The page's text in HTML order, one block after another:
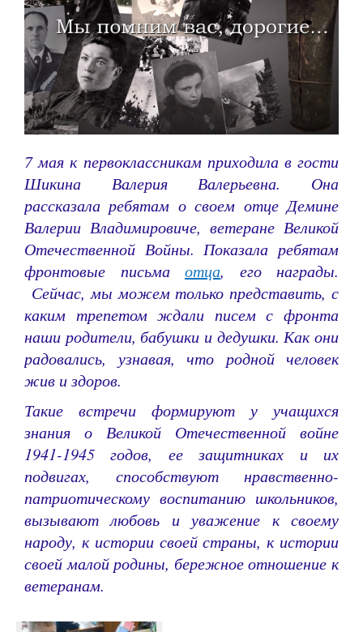
7 мая к первоклассникам приходила в гости
Шикина Валерия Валерьевна. Она
рассказала ребятам о своем отце Демине
Валерии Владимировиче, ветеране Великой
Отечественной Войны. Показала ребятам
фронтовые письма отца, его награды.
Сейчас, мы можем только представить, с
каким трепетом ждали писем с фронта
наши родители, бабушки и дедушки. Как они
радовались, узнавая, что родной человек
жив и здоров.
Такие встречи формируют у учащихся
знания о Великой Отечественной войне
1941-1945 годов, ее защитниках и их
подвигах, способствуют нравственно-
патриотическому воспитанию школьников,
вызывают любовь и уважение к своему
народу, к истории своей страны, к истории
своей малой родины, бережное отношение к
ветеранам.